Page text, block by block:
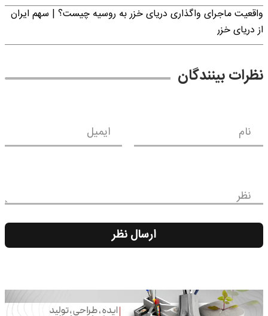
واقعیت ماجرای واگذاری دریای خزر به روسیه چیست؟ | سهم ایران
از دریای خزر
نظرات بینندگان
نام ایمیل
نظر
ارسال نظر